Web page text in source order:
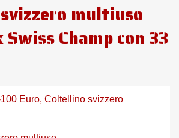
multiuso
Champ con 33
Euro, Coltellino svizzero